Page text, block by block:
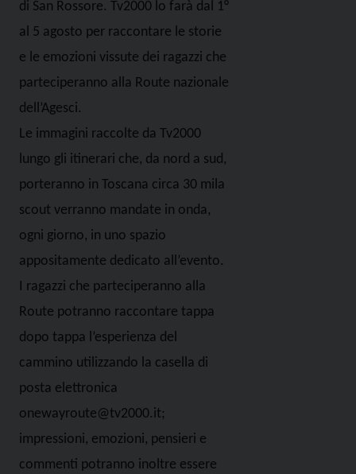
di San Rossore. Tv2000 lo farà dal 1°
al 5 agosto per raccontare le storie
e le emozioni vissute dei ragazzi che
parteciperanno alla Route nazionale
dell’Agesci.
Le immagini raccolte da Tv2000
lungo gli itinerari che, da nord a sud,
porteranno in Toscana circa 30 mila
scout verranno mandate in onda,
ogni giorno, in uno spazio
appositamente dedicato all’evento.
I ragazzi che parteciperanno alla
Route potranno raccontare tappa
dopo tappa l’esperienza del
cammino utilizzando la casella di
posta elettronica
onewayroute@tv2000.it;
impressioni, emozioni, pensieri e
commenti potranno inoltre essere